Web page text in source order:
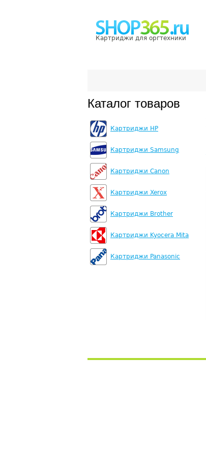
Картриджи для оргтехники
Каталог товаров
Картриджи HP
Картриджи Samsung
Картриджи Canon
Картриджи Xerox
Картриджи Brother
Картриджи Kyocera Mita
Картриджи Panasonic